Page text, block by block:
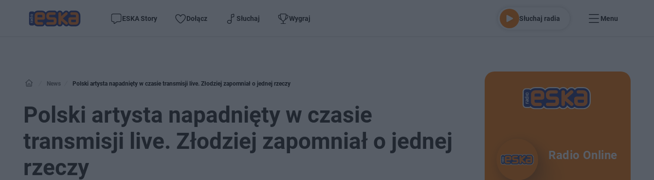
ESKA Story Dołącz Słuchaj Wygraj Słuchaj radia Menu
News Polski artysta napadnięty w czasie transmisji live. Złodziej zapomniał o jednej rzeczy
Polski artysta napadnięty w czasie
transmisji live. Złodziej zapomniał o jednej
rzeczy
Radio Online